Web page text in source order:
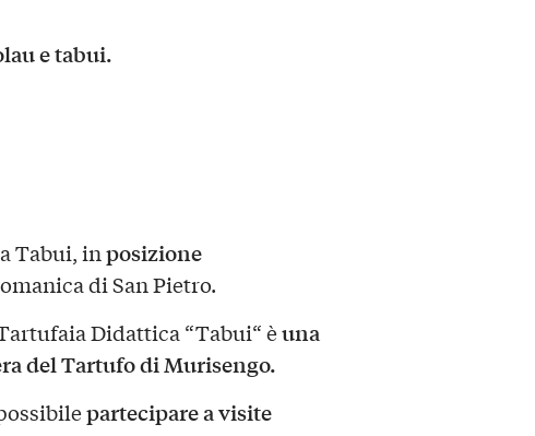
e tabui.
Tabui, inposizione
di San Pietro.
Didattica “Tabui“ èuna
del Tartufo di Murisengo.
partecipare a visite